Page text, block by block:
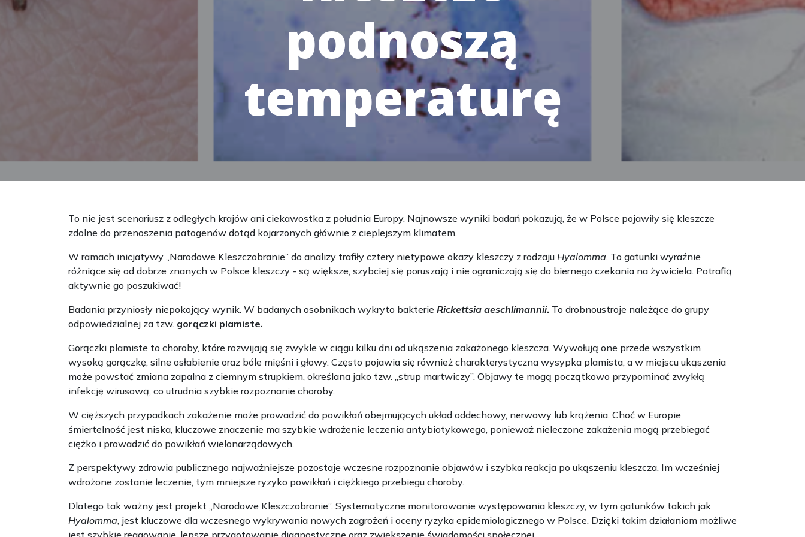
podnoszą
temperaturę
To nie jest scenariusz z odległych krajów ani ciekawostka z południa Europy. Najnowsze wyniki badań pokazują, że w Polsce pojawiły się kleszcze
zdolne do przenoszenia patogenów dotąd kojarzonych głównie z cieplejszym klimatem.
W ramach inicjatywy „Narodowe Kleszczobranie” do analizy trafiły cztery nietypowe okazy kleszczy z rodzaju Hyalomma. To gatunki wyraźnie
różniące się od dobrze znanych w Polsce kleszczy - są większe, szybciej się poruszają i nie ograniczają się do biernego czekania na żywiciela. Potrafią
aktywnie go poszukiwać!
Badania przyniosły niepokojący wynik. W badanych osobnikach wykryto bakterie Rickettsia aeschlimannii. To drobnoustroje należące do grupy
odpowiedzialnej za tzw. gorączki plamiste.
Gorączki plamiste to choroby, które rozwijają się zwykle w ciągu kilku dni od ukąszenia zakażonego kleszcza. Wywołują one przede wszystkim
wysoką gorączkę, silne osłabienie oraz bóle mięśni i głowy. Często pojawia się również charakterystyczna wysypka plamista, a w miejscu ukąszenia
może powstać zmiana zapalna z ciemnym strupkiem, określana jako tzw. „strup martwiczy”. Objawy te mogą początkowo przypominać zwykłą
infekcję wirusową, co utrudnia szybkie rozpoznanie choroby.
W cięższych przypadkach zakażenie może prowadzić do powikłań obejmujących układ oddechowy, nerwowy lub krążenia. Choć w Europie
śmiertelność jest niska, kluczowe znaczenie ma szybkie wdrożenie leczenia antybiotykowego, ponieważ nieleczone zakażenia mogą przebiegać
ciężko i prowadzić do powikłań wielonarządowych.
Z perspektywy zdrowia publicznego najważniejsze pozostaje wczesne rozpoznanie objawów i szybka reakcja po ukąszeniu kleszcza. Im wcześniej
wdrożone zostanie leczenie, tym mniejsze ryzyko powikłań i ciężkiego przebiegu choroby.
Dlatego tak ważny jest projekt „Narodowe Kleszczobranie”. Systematyczne monitorowanie występowania kleszczy, w tym gatunków takich jak
Hyalomma, jest kluczowe dla wczesnego wykrywania nowych zagrożeń i oceny ryzyka epidemiologicznego w Polsce. Dzięki takim działaniom możliwe
jest szybkie reagowanie, lepsze przygotowanie diagnostyczne oraz zwiększenie świadomości społecznej.